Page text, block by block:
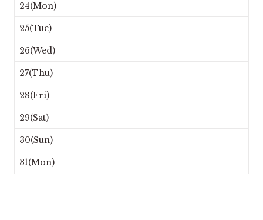
24(Mon)
25(Tue)
26(Wed)
27(Thu)
28(Fri)
29(Sat)
30(Sun)
31(Mon)